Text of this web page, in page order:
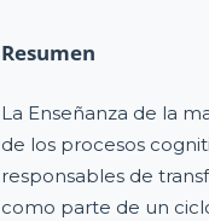
Resumen
La Enseñanza de la
de los procesos
responsables de
como parte de un